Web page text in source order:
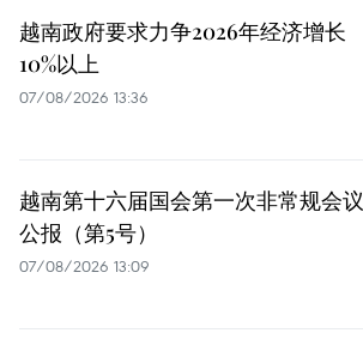
越南政府要求力争2026年经济增长
10%以上
07/08/2026 13:36
越南第十六届国会第一次非常规会议
公报（第5号）
07/08/2026 13:09